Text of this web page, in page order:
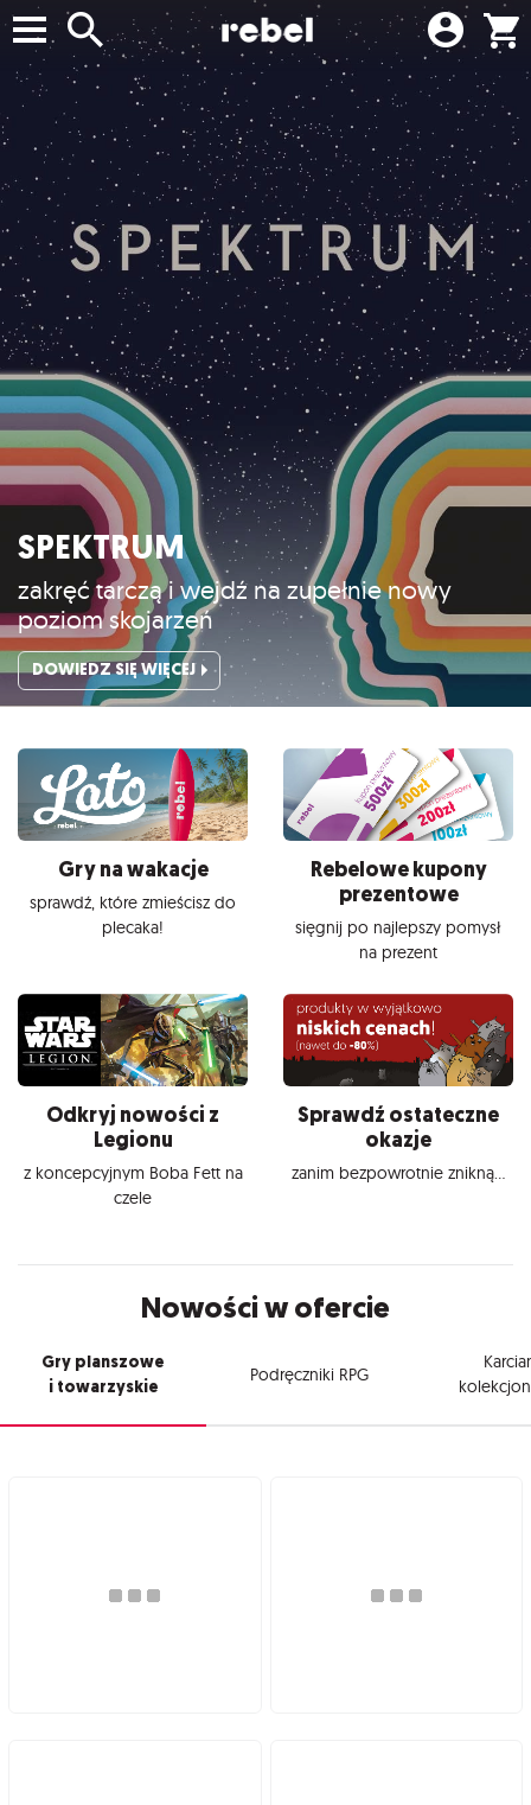
SPEKTRUM
zakręć tarczą i wejdź na zupełnie nowy
poziom skojarzeń
DOWIEDZ SIĘ WIĘCEJ
Gry na wakacje
sprawdź, które zmieścisz do
plecaka!
Rebelowe kupony
prezentowe
sięgnij po najlepszy pomysł
na prezent
Odkryj nowości z
Legionu
z koncepcyjnym Boba Fett na
czele
Sprawdź ostateczne
okazje
zanim bezpowrotnie znikną...
Nowości w ofercie
Gry planszowe
i towarzyskie
Podręczniki RPG